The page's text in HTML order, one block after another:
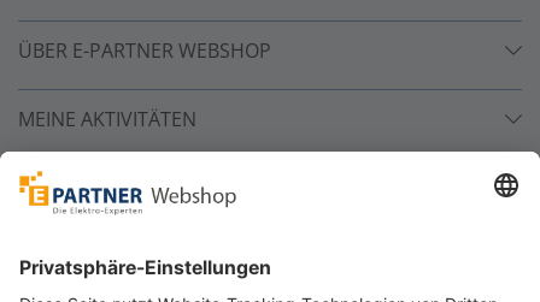
ÜBER E-PARTNER WEBSHOP
MEINE AKTIVITÄTEN
Unsere Zahlarten
Versandpartner